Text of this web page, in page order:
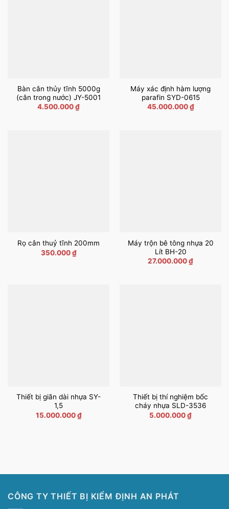
Bàn cân thủy tĩnh 5000g
(cân trong nước) JY-5001
4.500.000₫
Máy xác định hàm lượng
parafin SYD-0615
45.000.000₫
Rọ cân thuỷ tĩnh 200mm
350.000₫
Máy trộn bê tông nhựa 20
Lít BH-20
27.000.000₫
Thiết bị giãn dài nhựa SY-
1,5
15.000.000₫
Thiết bị thí nghiệm bốc
cháy nhựa SLD-3536
5.000.000₫
CÔNG TY THIẾT BỊ KIỂM ĐỊNH AN PHÁT